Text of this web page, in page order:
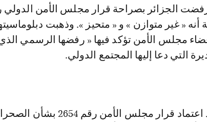
« غير متوازن » و « متحيز ». وذهبت
مجلس الأمن تؤكد فيها « رفضها الرسمي
التي دعا إليها المجتمع الدولي.